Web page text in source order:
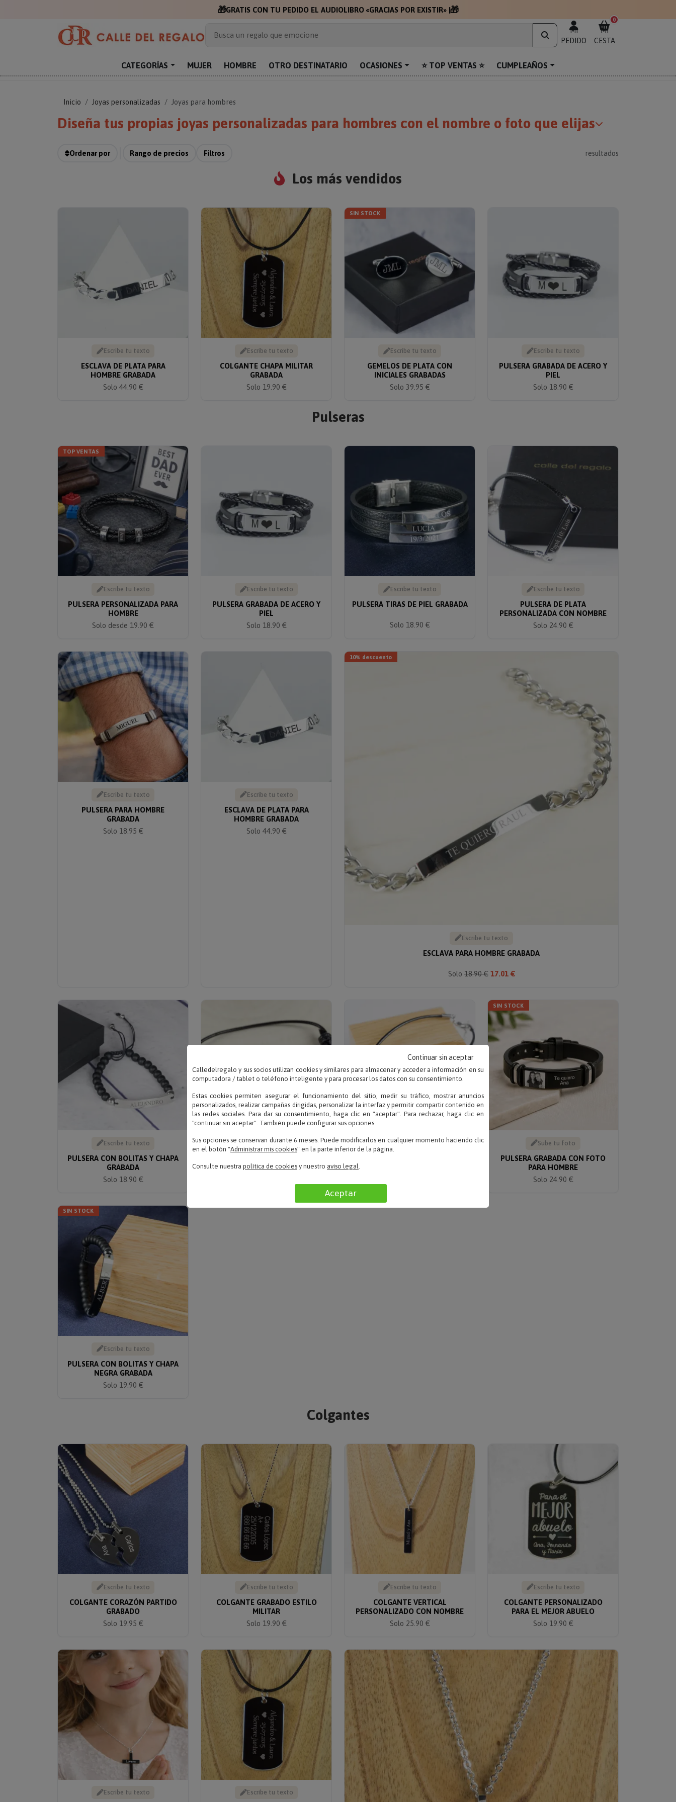
🎁GRA 🎁
Busca un regalo que emocione
Regalos personalizados para sorprender
MI
PEDIDO
0
MI
CESTA
CATEGORÍAS MUJER HOMBRE OTRO DESTINATARIO OCASIONES ⭐ TOP VENTAS ⭐ CUMPLEAÑOS
Inicio Joyas personalizadas Joyas para hombres
Diseña tus propias joyas personalizadas para hombres con el nombre o foto que elijas
Ordenar por Rango de precios Filtros resultados
Los más vendidos
Escribe tu texto
ESCLAVA DE PLATA PARA
HOMBRE GRABADA
Solo 44.90 €
Escribe tu texto
COLGANTE CHAPA MILITAR
GRABADA
Solo 19.90 €
SIN STOCK
Escribe tu texto
GEMELOS DE PLATA CON
INICIALES GRABADAS
Solo 39.95 €
Escribe tu texto
PULSERA GRABADA DE ACERO Y
PIEL
Solo 18.90 €
Pulseras
TOP VENTAS
Escribe tu texto
PULSERA PERSONALIZADA PARA
HOMBRE
Solo desde 19.90 €
Escribe tu texto
PULSERA GRABADA DE ACERO Y
PIEL
Solo 18.90 €
Escribe tu texto
PULSERA TIRAS DE PIEL GRABADA
Solo 18.90 €
Escribe tu texto
PULSERA DE PLATA
PERSONALIZADA CON NOMBRE
Solo 24.90 €
Escribe tu texto
PULSERA PARA HOMBRE
GRABADA
Solo 18.95 €
Escribe tu texto
ESCLAVA DE PLATA PARA
HOMBRE GRABADA
Solo 44.90 €
10% descuento
Escribe tu texto
ESCLAVA PARA HOMBRE GRABADA
Solo18.90 € 17.01 €
Escribe tu texto
PULSERA CON BOLITAS Y CHAPA
GRABADA
Solo 18.90 €
Escribe tu texto
CUADRADA PERSONALIZADA
Escribe tu texto
SIN STOCK
Sube tu foto
PULSERA GRABADA CON FOTO
PARA HOMBRE
Solo 24.90 €
SIN STOCK
Escribe tu texto
PULSERA CON BOLITAS Y CHAPA
NEGRA GRABADA
Solo 19.90 €
Colgantes
Escribe tu texto
COLGANTE CORAZÓN PARTIDO
GRABADO
Solo 19.95 €
Escribe tu texto
COLGANTE GRABADO ESTILO
MILITAR
Solo 19.90 €
Escribe tu texto
COLGANTE VERTICAL
PERSONALIZADO CON NOMBRE
Solo 25.90 €
Escribe tu texto
COLGANTE PERSONALIZADO
PARA EL MEJOR ABUELO
Solo 19.90 €
Escribe tu texto Escribe tu texto
Calledelregalo y sus socios utilizan cookies y similares para almacenar y acceder a información en su
computadora / tablet o teléfono inteligente y para procesar los datos con su consentimiento.
Estas cookies permiten asegurar el funcionamiento del sitio, medir su tráfico, mostrar anuncios
personalizados, realizar campañas dirigidas, personalizar la interfaz y permitir compartir contenido en
las redes sociales. Para dar su consentimiento, haga clic en "aceptar". Para rechazar, haga clic en
"continuar sin aceptar". También puede configurar sus opciones.
Sus opciones se conservan durante 6 meses. Puede modificarlos en cualquier momento haciendo clic
en el botón "Administrar mis cookies" en la parte inferior de la página.
Consulte nuestra política de cookies y nuestro aviso legal.
Aceptar
Continuar sin aceptar